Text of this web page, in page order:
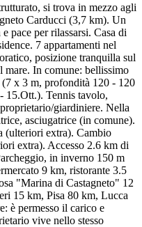
si trova in mezzo agli
Carducci (3,7 km). Un
pace per rilassarsi. Casa di
7 appartamenti nel
posizione tranquilla sul
mare. In comune: bellissimo
(7 x 3 m, profondità 120 - 120
15.Ott.). Tennis tavolo,
giardiniere. Nella
asciugatrice (in comune).
(ulteriori extra). Cambio
extra). Accesso 2.6 km di
in inverno 150 m
9 km, ristorante 3.5
"Marina di Castagneto" 12
15 km, Pisa 80 km, Lucca
è permesso il carico e
vive nello stesso